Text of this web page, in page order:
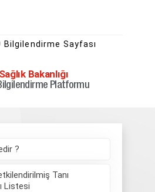
Bakanlığı
Platformu
COVID-19 Nedir ?
?
Tanı
Listesi